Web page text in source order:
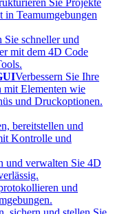
Sie Projekte
in Teamumgebungen
schneller und
mit dem 4D Code
Verbessern Sie Ihre
mit Elementen wie
und Druckoptionen.
bereitstellen und
Kontrolle und
und verwalten Sie 4D
und